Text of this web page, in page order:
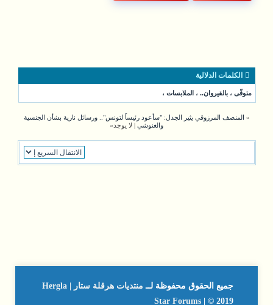
الكلمات الدلالية
متوفّى ،بالقيروان.. ، الملابسات ،
« المنصف المرزوقي يثير الجدل: "سأعود رئيساً لتونس".. ورسائل نارية بشأن الجنسية
والغنوشي | لا يوجد»
جميع الحقوق محفوظة لــ
منتديات هرقلة ستار | Hergla
Star Forums| © 2019